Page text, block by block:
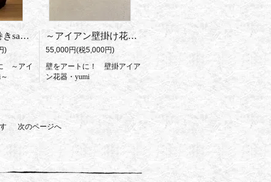
花器
)
～アイ
～アイアン壁掛け花器 yumi～
55,000円(税5,000円)
壁をアートに！ 壁掛アイア
ン花器・yumi
次のページへ